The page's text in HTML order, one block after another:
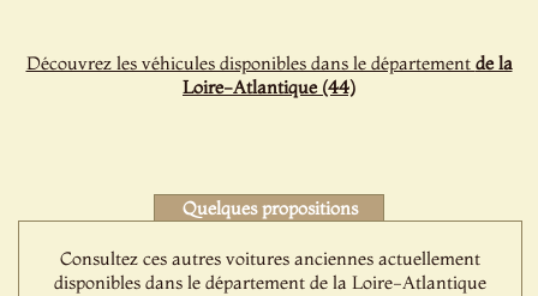
Découvrez les véhicules disponibles dans le département de la
Loire-Atlantique (44)
Quelques propositions
Consultez ces autres voitures anciennes actuellement
disponibles dans le département de la Loire-Atlantique